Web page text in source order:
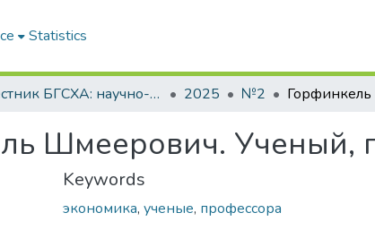
Statistics
Вестник БГСХА: научно-методический журнал Белорусской государственной сельскохозяйственной академии 2025 №2
Шмеерович. Ученый,
Keywords
экономика, ученые, профессора